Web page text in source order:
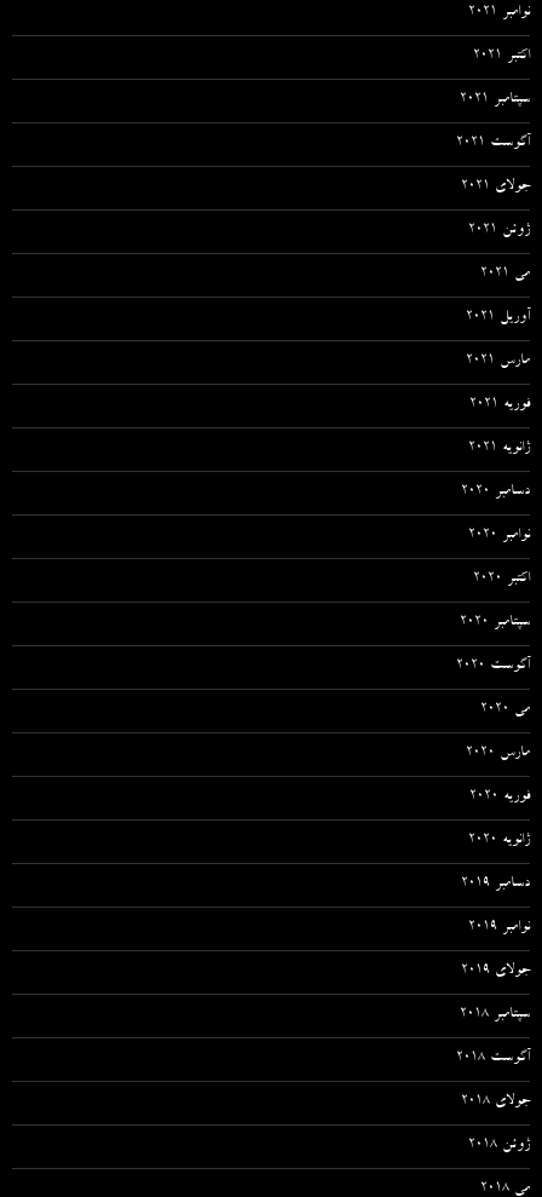
نوامبر 2021
اکتبر 2021
سپتامبر 2021
آگوست 2021
جولای 2021
ژوئن 2021
می 2021
آوریل 2021
مارس 2021
فوریه 2021
ژانویه 2021
دسامبر 2020
نوامبر 2020
اکتبر 2020
سپتامبر 2020
آگوست 2020
می 2020
مارس 2020
فوریه 2020
ژانویه 2020
دسامبر 2019
نوامبر 2019
جولای 2019
سپتامبر 2018
آگوست 2018
جولای 2018
ژوئن 2018
می 2018